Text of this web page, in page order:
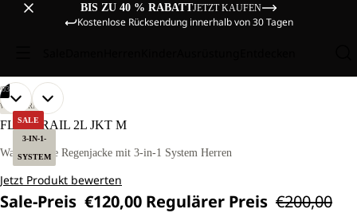
BIS ZU 40 % RABATTJETZT KAUFEN
Kostenlose Rücksendung innerhalb von 30 Tagen
SALE
3-IN-1-
SYSTEM
UNSER
MODEL
IST
181CM
GROSS U
ND T
RÄGT G
RÖSSE L
03
BILD
IM
VOLLBILD
ÖFFNEN
UNSER
MODEL
IST
181CM
GROSS U
ND T
RÄGT G
RÖSSE L
BILD
IM
VOLLBILD
ÖFFNEN
BILD
IM
VOLLBILD
ÖFFNEN
WANDERN
FLEXTRAIL 2L JKT M
Wasserdichte Regenjacke mit 3-in-1 System Herren
Jetzt Produkt bewerten
Sale-Preis €120,00 Regulärer Preis €200,00